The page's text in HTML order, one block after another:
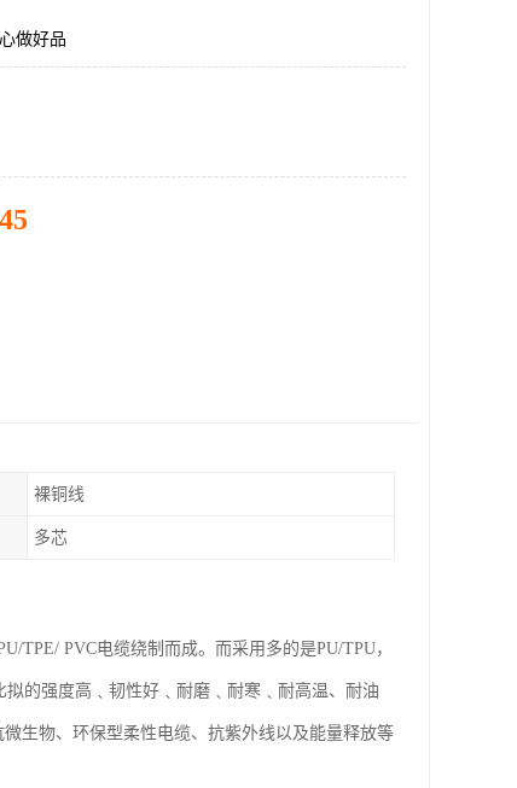
做好品
裸铜线
多芯
TPE/ PVC电缆绕制而成。而采用多的是PU/TPU，
的强度高﹑韧性好﹑耐磨﹑耐寒﹑耐高温、耐油
生物、环保型柔性电缆、抗紫外线以及能量释放等